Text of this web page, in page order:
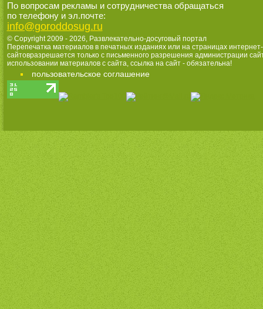
По вопросам рекламы и сотрудничества обращаться
по телефону и эл.почте:
info@goroddosug.ru
© Copyright 2009 - 2026, Развлекательно-досуговый портал
Перепечатка материалов в печатных изданиях или на страницах интернет-
сайтовразрешается только с письменного разрешения администрации
использовании материалов с сайта, ссылка на сайт - обязательна!
пользовательское соглашение